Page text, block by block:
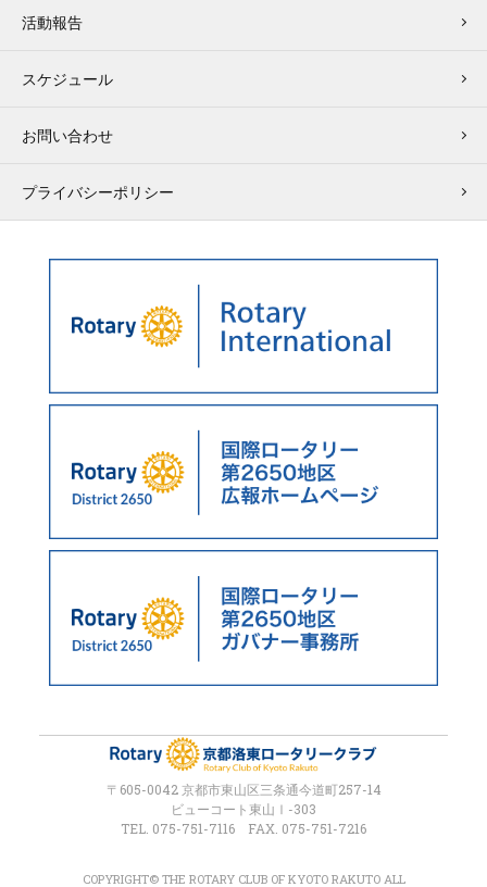
活動報告
スケジュール
お問い合わせ
プライバシーポリシー
〒605-0042 京都市東山区三条通今道町257-14
ビューコート東山Ⅰ-303
TEL. 075-751-7116 FAX. 075-751-7216
COPYRIGHT© THE ROTARY CLUB OF KYOTO RAKUTO ALL